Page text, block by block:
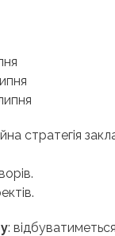
стратегія
: